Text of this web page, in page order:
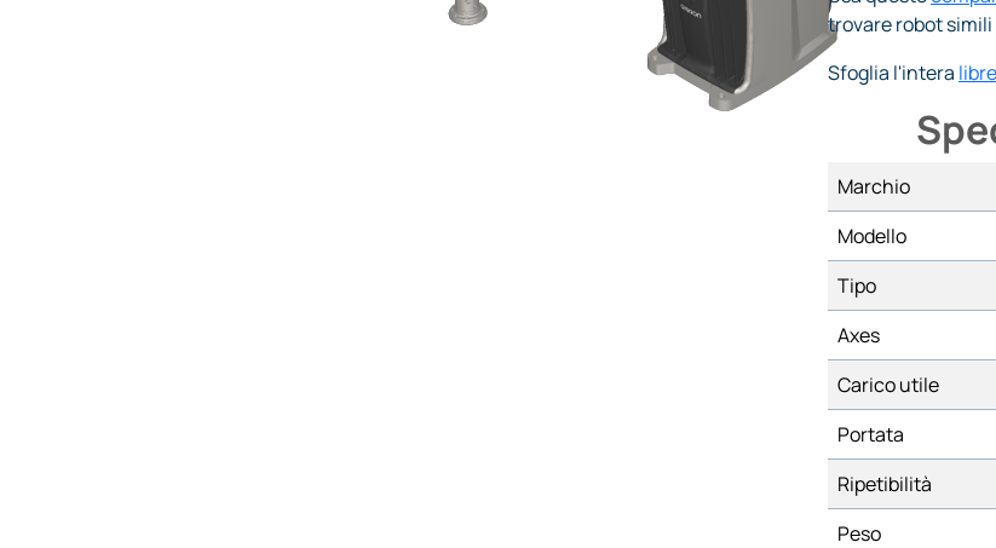
trovare robot
Sfoglia l'intera
Marchio
Modello
Tipo
Axes
Carico utile
Portata
Ripetibilità
Peso